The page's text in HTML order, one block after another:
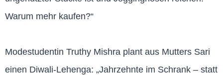
Warum mehr kaufen?“
Modestudentin Truthy Mishra plant aus Mutters Sari
einen Diwali-Lehenga: „Jahrzehnte im Schrank – statt